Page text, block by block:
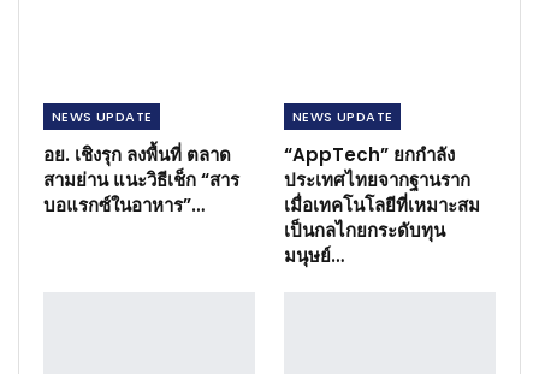
NEWS​ UPDATE
อย. เชิงรุก ลงพื้นที่ ตลาด
สามย่าน แนะวิธีเช็ก “สาร
บอแรกซ์ในอาหาร”…
NEWS​ UPDATE
“AppTech” ยกกำลัง
ประเทศไทยจากฐานราก
เมื่อเทคโนโลยีที่เหมาะสม
เป็นกลไกยกระดับทุน
มนุษย์…